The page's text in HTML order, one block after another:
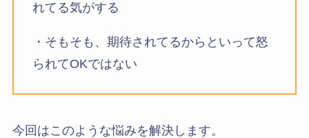
れてる気がする
・そもそも、期待されてるからといって怒
られてOKではない
今回はこのような悩みを解決します。